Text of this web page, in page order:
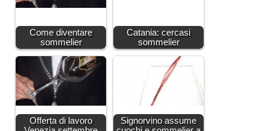
Come diventare
sommelier
Catania: cercasi
sommelier
Offerta di lavoro
Signorvino assume